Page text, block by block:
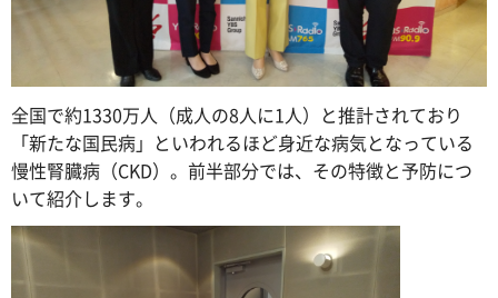
全国で約1330万人（成人の8人に1人）と推計されており
「新たな国民病」といわれるほど身近な病気となっている
慢性腎臓病（CKD）。前半部分では、その特徴と予防につ
いて紹介します。